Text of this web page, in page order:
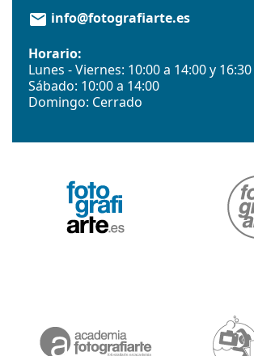
email info@fotografiarte.es
Horario:
Lunes - Viernes: 10:00 a 14:00 y
Sábado: 10:00 a 14:00
Domingo: Cerrado